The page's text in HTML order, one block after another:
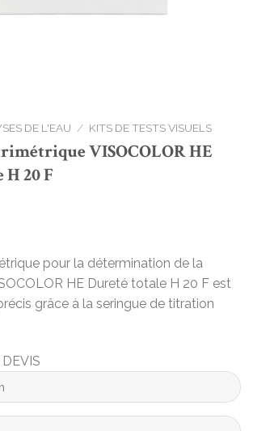
DE L'EAU / KITS DE TESTS VISUELS
VISOCOLOR HE
20 F
pour la détermination de la
HE Dureté totale H 20 F est
grâce à la seringue de titration